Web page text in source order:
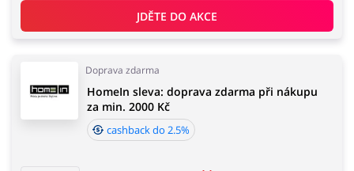
JDĚTE DO AKCE
Doprava zdarma
HomeIn sleva: doprava zdarma při nákupu
za min. 2000 Kč
cashback do 2.5%